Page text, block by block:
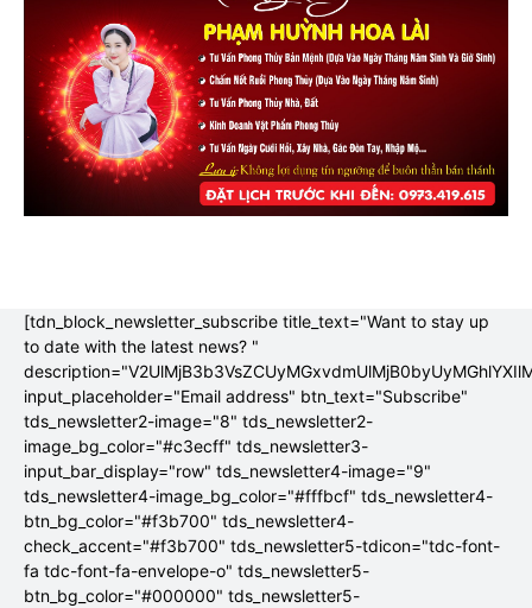
[tdn_block_newsletter_subscribe title_text="Want to stay up
to date with the latest news? "
input_placeholder="Email address" btn_text="Subscribe"
tds_newsletter2-image="8" tds_newsletter2-
image_bg_color="#c3ecff" tds_newsletter3-
input_bar_display="row" tds_newsletter4-image="9"
tds_newsletter4-image_bg_color="#fffbcf" tds_newsletter4-
btn_bg_color="#f3b700" tds_newsletter4-
check_accent="#f3b700" tds_newsletter5-tdicon="tdc-font-
fa tdc-font-fa-envelope-o" tds_newsletter5-
btn_bg_color="#000000" tds_newsletter5-